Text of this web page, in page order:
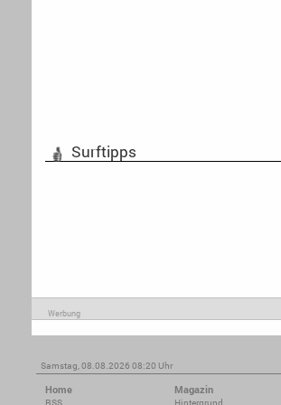
Surftipps
Werbung
Samstag, 08.08.2026 08:20 Uhr
Home Magazin